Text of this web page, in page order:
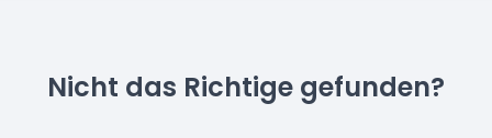
Nicht das Richtige gefunden?